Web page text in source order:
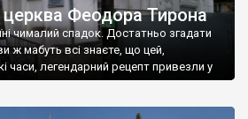
церква Феодора Тирона
чималий спадок. Достатньо згадати
ж мабуть всі знаєте, що цей,
часи, легендарний рецепт привезли у